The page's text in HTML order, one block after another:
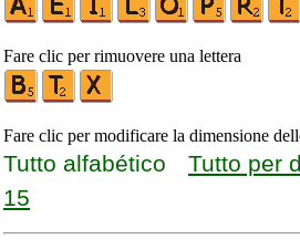
Fare clic per rimuovere una lettera
Fare clic per modificare la dimensione
Tutto alfabético Tutto per
15